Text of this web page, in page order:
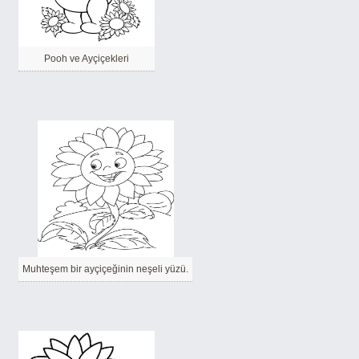
Pooh ve Ayçiçekleri
Muhteşem bir ayçiçeğinin neşeli yüzü.